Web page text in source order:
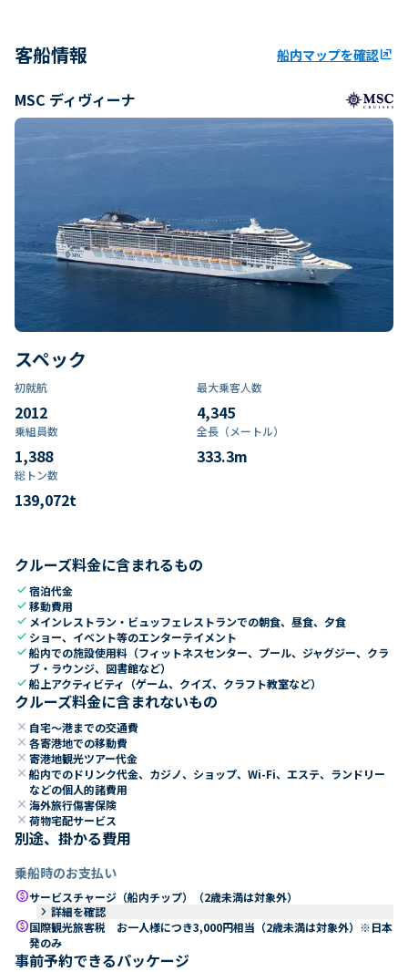
客船情報 船内マップを確認ungroup
MSC ディヴィーナ
スペック
初就航
2012
最大乗客人数
4,345
乗組員数​
1,388
全長（メートル）
333.3m
総トン数​
139,072t
クルーズ料金に含まれるもの
check宿泊代金
check移動費用
check メインレストラン・ビュッフェレストランでの朝食、昼食、夕食
check ショー、イベント等のエンターテイメント
check船内での施設使用料（フィットネスセンター、プール、ジャグジー、クラ
ブ・ラウンジ、図書館など）
check船上アクティビティ（ゲーム、クイズ、クラフト教室など）
クルーズ料金に含まれないもの
close 自宅～港までの交通費
close 各寄港地での移動費
close 寄港地観光ツアー代金
close 船内でのドリンク代金、カジノ、ショップ、Wi-Fi、エステ、ランドリー
などの個人的諸費用
close 海外旅行傷害保険
close 荷物宅配サービス
別途、掛かる費用
乗船時のお支払い
paidサービスチャージ（船内チップ）（2歳未満は対象外）
keyboard_arrow_right 詳細を確認
paid国際観光旅客税 お一人様につき3,000円相当（2歳未満は対象外）※日本
発のみ
事前予約できるパッケージ